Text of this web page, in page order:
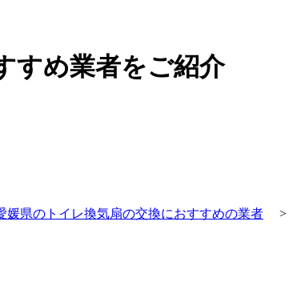
すめ業者をご紹介
媛県のトイレ換気扇の交換におすすめの業者 >